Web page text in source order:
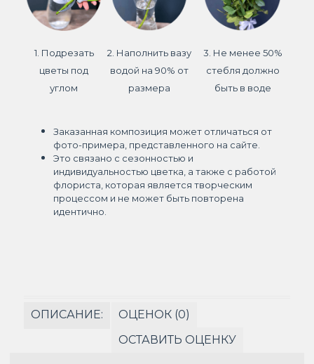
1. Подрезать
цветы под
углом
2. Наполнить вазу
водой на 90% от
размера
3. Не менее 50%
стебля должно
быть в воде
Заказанная композиция может отличаться от
фото-примера, представленного на сайте.
Это связано с сезонностью и
индивидуальностью цветка, а также с работой
флориста, которая является творческим
процессом и не может быть повторена
идентично.
ОПИСАНИЕ:
ОЦЕНОК (0)
ОСТАВИТЬ ОЦЕНКУ